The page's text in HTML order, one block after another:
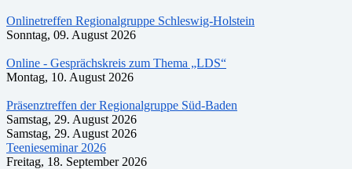
Onlinetreffen Regionalgruppe Schleswig-Holstein
Sonntag, 09. August 2026
Online - Gesprächskreis zum Thema „LDS“
Montag, 10. August 2026
Präsenztreffen der Regionalgruppe Süd-Baden
Samstag, 29. August 2026
Samstag, 29. August 2026
Teenieseminar 2026
Freitag, 18. September 2026